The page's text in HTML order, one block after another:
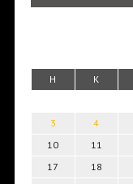
H K
3
4
10
11
17
18